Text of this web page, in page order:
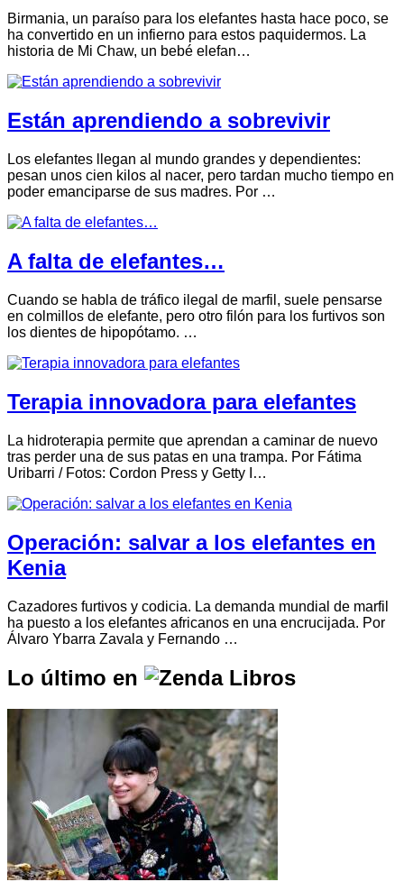
Birmania, un paraíso para los elefantes hasta hace poco, se
ha convertido en un infierno para estos paquidermos. La
historia de Mi Chaw, un bebé elefan…
Están aprendiendo a sobrevivir
Los elefantes llegan al mundo grandes y dependientes:
pesan unos cien kilos al nacer, pero tardan mucho tiempo en
poder emanciparse de sus madres. Por …
A falta de elefantes…
Cuando se habla de tráfico ilegal de marfil, suele pensarse
en colmillos de elefante, pero otro filón para los furtivos son
los dientes de hipopótamo. …
Terapia innovadora para elefantes
La hidroterapia permite que aprendan a caminar de nuevo
tras perder una de sus patas en una trampa. Por Fátima
Uribarri / Fotos: Cordon Press y Getty I…
Operación: salvar a los elefantes en
Kenia
Cazadores furtivos y codicia. La demanda mundial de marfil
ha puesto a los elefantes africanos en una encrucijada. Por
Álvaro Ybarra Zavala y Fernando …
Lo último en